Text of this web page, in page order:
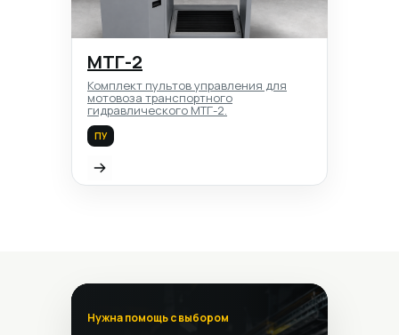
МТГ-2
Комплект пультов управления для
мотовоза транспортного
гидравлического МТГ-2.
ПУ
Нужна помощь с выбором